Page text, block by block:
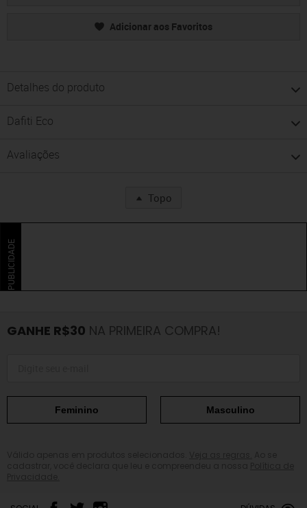
Adicionar aos Favoritos
Detalhes do produto
Dafiti Eco
Avaliações
Topo
PUBLICIDADE
GANHE R$30 NA PRIMEIRA COMPRA!
Feminino Masculino